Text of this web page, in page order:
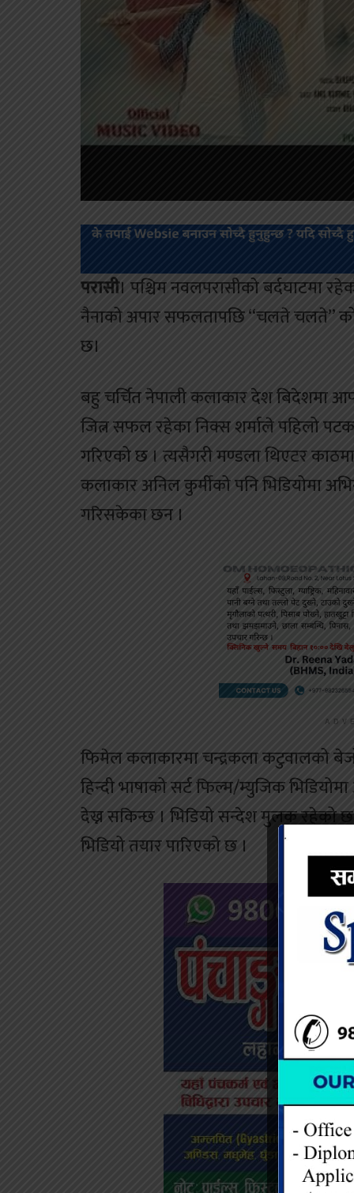
परासी। पश्चिम नवलपरासीको बर्दघाटमा
नैनाको अपार सफलतापछि “चलते चलते” को
छ।
बहु चर्चित नेपाली कलाकार देश बिदेशमा
जित्न सफल रहेका निक्स शर्माले पहिलो
गरिएको छ । त्यसैगरी मण्डला थिएटर
कलाकार अनिल कुर्मीको पनि भिडियोमा
गरिसकेका छन ।
फिमेल कलाकारमा चन्द्रकला कटुवालको
हिन्दी भाषाको सर्ट फिल्म/म्युजिक
देख्न सकिन्छ । भिडियो सन्देश मुलक रहेको
भिडियो तयार पारिएको छ ।